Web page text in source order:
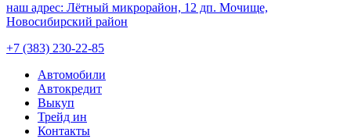
наш адрес: Лётный микрорайон, 12 дп. Мочище,
Новосибирский район
+7 (383) 230-22-85
Автомобили
Автокредит
Выкуп
Трейд ин
Контакты